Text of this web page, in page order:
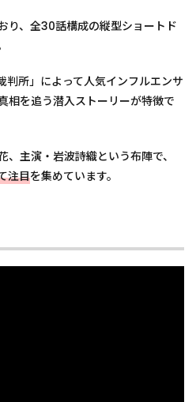
り、全30話構成の縦型ショートド
判所」によって人気インフルエンサ
相を追う潜入ストーリーが特徴で
主演・岩波詩織という布陣で、
注目を集めています。